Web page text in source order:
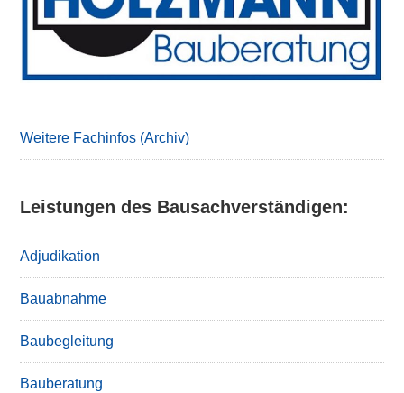
Weitere Fachinfos (Archiv)
Leistungen des Bausachverständigen:
Adjudikation
Bauabnahme
Baubegleitung
Bauberatung